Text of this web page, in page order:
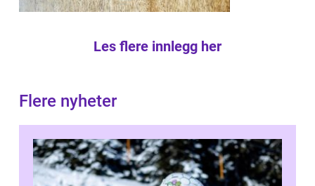
Les flere innlegg her
Flere nyheter